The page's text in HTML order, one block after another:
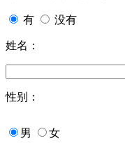
有 没有
姓名：
性别：
男 女